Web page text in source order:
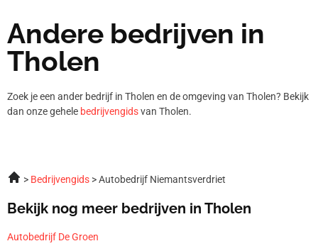
Andere bedrijven in
Tholen
Zoek je een ander bedrijf in Tholen en de omgeving van Tholen? Bekijk
dan onze gehele bedrijvengidsvan Tholen.
Bedrijvengids Autobedrijf Niemantsverdriet
Bekijk nog meer bedrijven in Tholen
Autobedrijf De Groen